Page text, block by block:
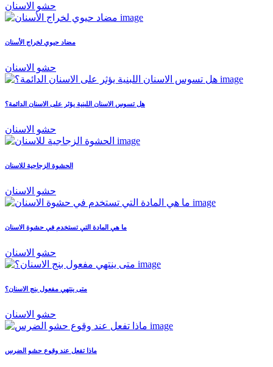
حشو الاسنان
مضاد حيوي لخراج الأسنان
حشو الاسنان
هل تسوس الاسنان اللبنية يؤثر على الاسنان الدائمة؟
حشو الاسنان
الحشوة الزجاجية للاسنان
حشو الاسنان
ما هي المادة التي تستخدم في حشوة الاسنان
حشو الاسنان
متى ينتهي مفعول بنج الاسنان؟
حشو الاسنان
ماذا تفعل عند وقوع حشو الضرس